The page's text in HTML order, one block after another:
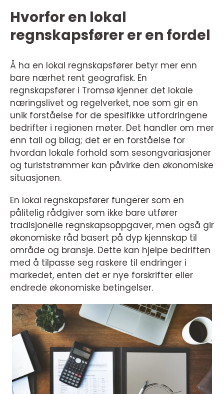
Hvorfor en lokal
regnskapsfører er en fordel
Å ha en lokal regnskapsfører betyr mer enn
bare nærhet rent geografisk. En
regnskapsfører i Tromsø kjenner det lokale
næringslivet og regelverket, noe som gir en
unik forståelse for de spesifikke utfordringene
bedrifter i regionen møter. Det handler om mer
enn tall og bilag; det er en forståelse for
hvordan lokale forhold som sesongvariasjoner
og turiststrømmer kan påvirke den økonomiske
situasjonen.
En lokal regnskapsfører fungerer som en
pålitelig rådgiver som ikke bare utfører
tradisjonelle regnskapsoppgaver, men også gir
økonomiske råd basert på dyp kjennskap til
område og bransje. Dette kan hjelpe bedriften
med å tilpasse seg raskere til endringer i
markedet, enten det er nye forskrifter eller
endrede økonomiske betingelser.